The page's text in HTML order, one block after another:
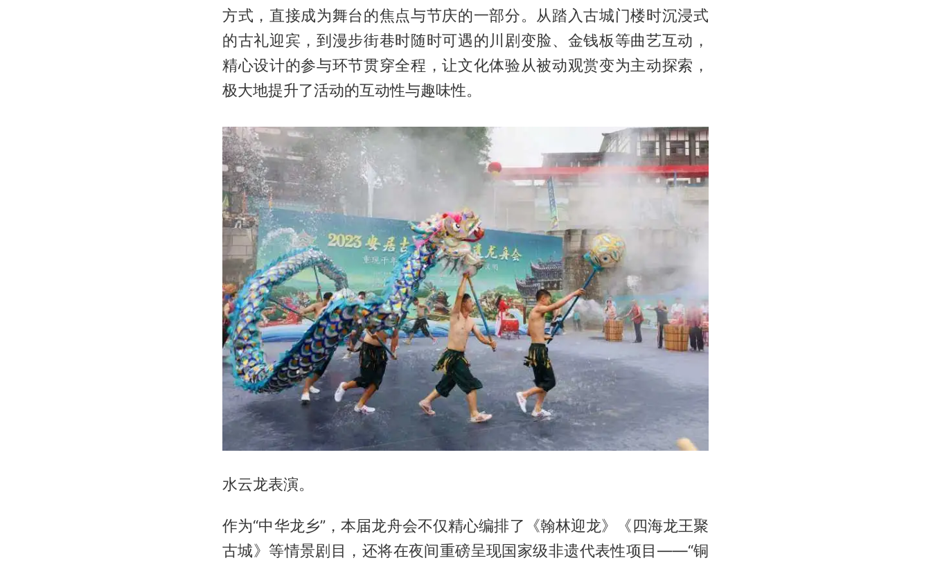
方式，直接成为舞台的焦点与节庆的一部分。从踏入古城门楼时沉浸式
的古礼迎宾，到漫步街巷时随时可遇的川剧变脸、金钱板等曲艺互动，
精心设计的参与环节贯穿全程，让文化体验从被动观赏变为主动探索，
极大地提升了活动的互动性与趣味性。
水云龙表演。
作为“中华龙乡”，本届龙舟会不仅精心编排了《翰林迎龙》《四海龙王聚
古城》等情景剧目，还将在夜间重磅呈现国家级非遗代表性项目——“铜